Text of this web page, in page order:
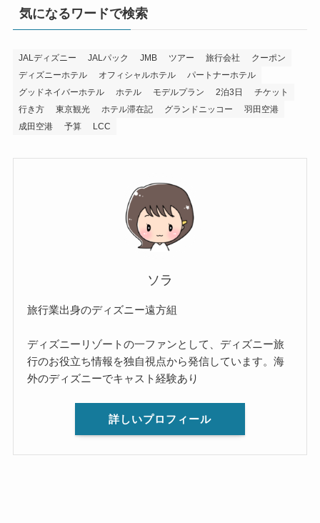
気になるワードで検索
JALディズニー JALパック JMB ツアー 旅行会社
クーポン
ディズニーホテル
オフィシャルホテル
パートナーホテル
グッドネイバーホテル
ホテル モデルプラン 2泊3日
チケット
行き方
東京観光 ホテル滞在記 グランドニッコー
羽田空港
成田空港
予算 LCC
ソラ
旅行業出身のディズニー遠方組
ディズニーリゾートの一ファンとして、ディズニー旅
行のお役立ち情報を独自視点から発信しています。海
外のディズニーでキャスト経験あり
詳しいプロフィール